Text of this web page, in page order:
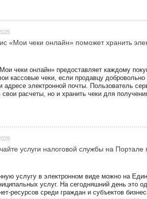
«Мои чеки онлайн» поможет хранить
чеки онлайн» предоставляет каждому
кассовые чеки, если продавцу
электронной почты. Пользователь
свои расчеты, но и хранить чеки для
услуги налоговой службы на Портале
услугу в электронном виде можно на
услуг. На сегодняшний день это
ресурсов среди граждан и субъектов